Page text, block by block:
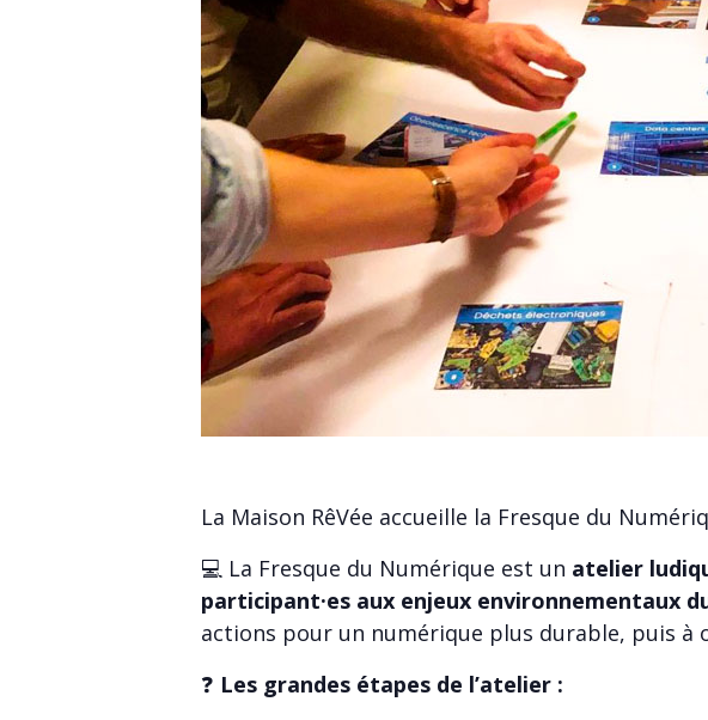
La Maison RêVée accueille la Fresque du
💻 La Fresque du Numérique est un atelier
participant·es aux enjeux environnementaux
actions pour un numérique plus durable, puis à
❓ Les grandes étapes de l’atelier :